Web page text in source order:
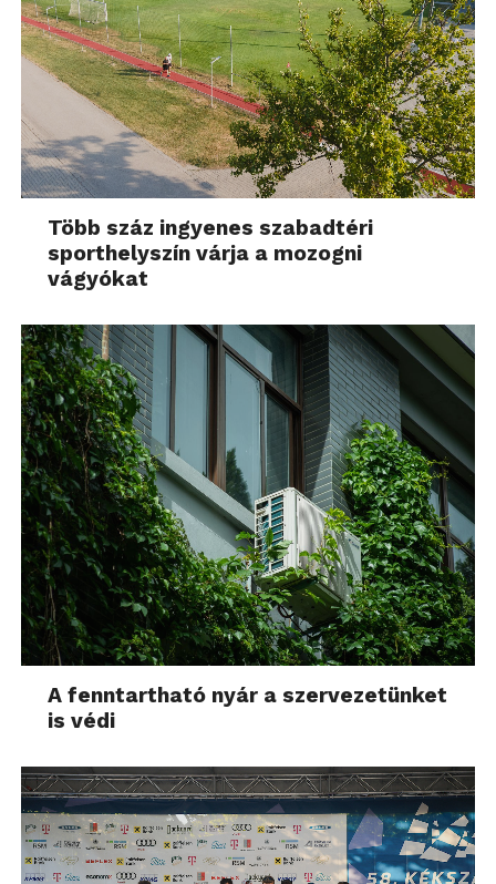
Több száz ingyenes szabadtéri
sporthelyszín várja a mozogni
vágyókat
A fenntartható nyár a szervezetünket
is védi